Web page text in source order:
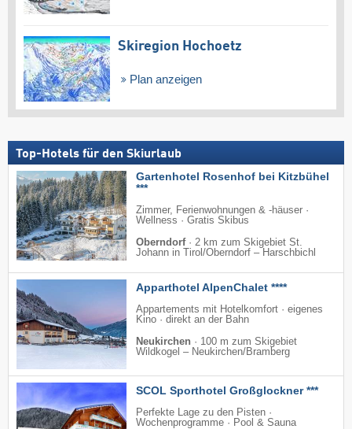
Skiregion Hochoetz
Plan anzeigen
Top-Hotels für den Skiurlaub
Gartenhotel Rosenhof bei Kitzbühel
***
Zimmer, Ferienwohnungen & -häuser ·
Wellness · Gratis Skibus
Oberndorf · 2 km zum Skigebiet St.
Johann in Tirol/​Oberndorf – Harschbichl
Apparthotel AlpenChalet ****
Appartements mit Hotelkomfort · eigenes
Kino · direkt an der Bahn
Neukirchen · 100 m zum Skigebiet
Wildkogel – Neukirchen/​Bramberg
SCOL Sporthotel Großglockner ***
Perfekte Lage zu den Pisten ·
Wochenprogramme · Pool & Sauna